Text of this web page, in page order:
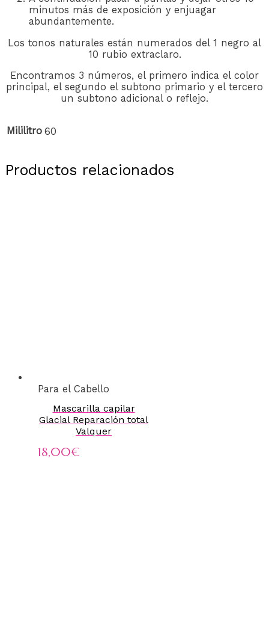
minutos más de exposición y enjuagar
abundantemente.
Los tonos naturales están numerados del 1 negro al
10 rubio extraclaro.
Encontramos 3 números, el primero indica el color
principal, el segundo el subtono primario y el tercero
un subtono adicional o reflejo.
Mililitro 60
Productos relacionados
Para el Cabello
Mascarilla capilar
Glacial Reparación total
Valquer
18,00€